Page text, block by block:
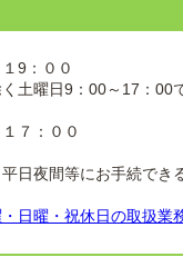
9：００
土曜日9：00～17：00
７：００
日夜間等にお手続でき
日曜・祝休日の取扱業